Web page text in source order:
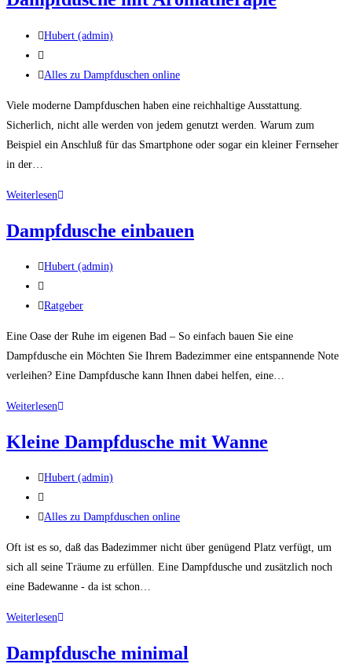
Dampfdusche
Beitrags-
Autor:
Hubert (admin)
Beitrag
veröffentlicht:
Beitrags-
Alles zu Dampfduschen online
Viele moderne Dampfduschen haben eine reichhaltige Ausstattung.
Sicherlich, nicht alle werden von jedem genutzt werden. Warum zum
Beispiel ein Anschluß für das Smartphone oder sogar ein kleiner Fernseher
in der…
WeiterlesenDampfdusche
Aromatherapie
Dampfdusche einbauen
Beitrags-
Autor:
Hubert (admin)
Beitrag
veröffentlicht:
Beitrags-
Ratgeber
Eine Oase der Ruhe im eigenen Bad – So einfach bauen Sie eine
Dampfdusche ein Möchten Sie Ihrem Badezimmer eine entspannende Note
verleihen? Eine Dampfdusche kann Ihnen dabei helfen, eine…
WeiterlesenDampfdusche
Kleine Dampfdusche mit Wanne
Beitrags-
Autor:
Hubert (admin)
Beitrag
veröffentlicht:
Beitrags-
Alles zu Dampfduschen online
Oft ist es so, daß das Badezimmer nicht über genügend Platz verfügt, um
sich all seine Träume zu erfüllen. Eine Dampfdusche und zusätzlich noch
eine Badewanne - da ist schon…
WeiterlesenKleine
mit
Dampfdusche minimal